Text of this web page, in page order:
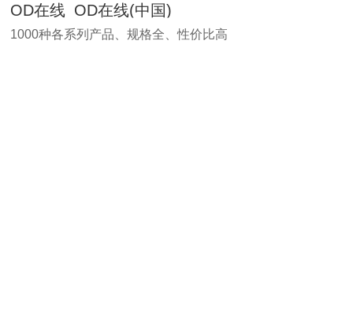
OD在线_OD在线(中国)
1000种各系列产品、规格全、性价比高